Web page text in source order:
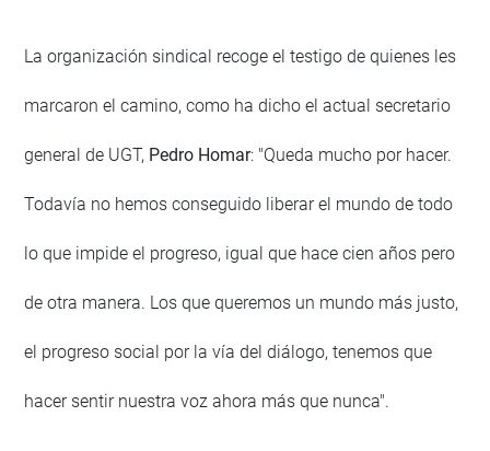
La organización sindical recoge el testigo de quienes les
marcaron el camino, como ha dicho el actual secretario
general de UGT, Pedro Homar: "Queda mucho por hacer.
Todavía no hemos conseguido liberar el mundo de todo
lo que impide el progreso, igual que hace cien años pero
de otra manera. Los que queremos un mundo más justo,
el progreso social por la vía del diálogo, tenemos que
hacer sentir nuestra voz ahora más que nunca".